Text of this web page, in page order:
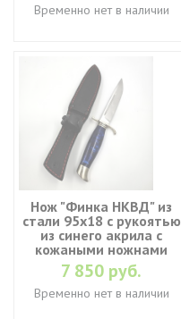
Временно нет в наличии
Нож "Финка НКВД" из
стали 95х18 с рукоятью
из синего акрила с
кожаными ножнами
7 850 руб.
Временно нет в наличии